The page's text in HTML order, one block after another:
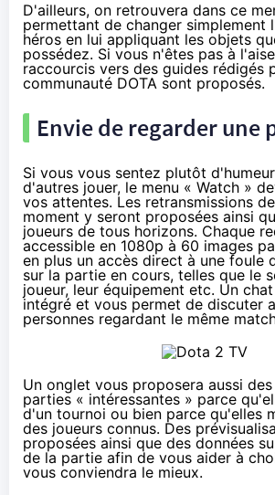
D'ailleurs, on retrouvera dans ce
permettant de changer simplement
héros en lui appliquant les objets
possédez. Si vous n'êtes pas à
raccourcis vers des guides rédigés
communauté DOTA sont proposés.
Envie de regarder une
Si vous vous sentez plutôt
d'autres jouer, le menu « Watch »
vos attentes. Les retransmissions
moment y seront proposées ainsi
joueurs de tous horizons. Chaque
accessible en 1080p à 60 images
en plus un accès direct à une foule
sur la partie en cours, telles que le
joueur, leur équipement etc. Un
intégré et vous permet de discuter
personnes regardant le même
Un onglet vous proposera aussi des
parties « intéressantes » parce
d'un tournoi ou bien parce qu'elles
des joueurs connus. Des
proposées ainsi que des données
de la partie afin de vous aider à
vous conviendra le mieux.